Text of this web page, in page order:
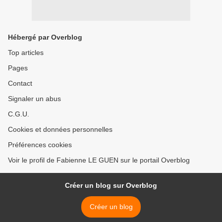
Hébergé par Overblog
Top articles
Pages
Contact
Signaler un abus
C.G.U.
Cookies et données personnelles
Préférences cookies
Voir le profil de Fabienne LE GUEN sur le portail Overblog
Créer un blog sur Overblog
Créer un blog